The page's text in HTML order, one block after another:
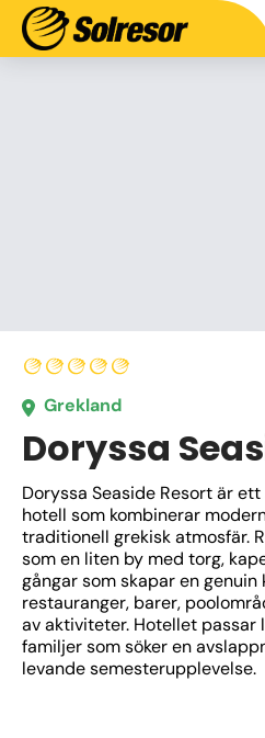
Grekland
Doryssa
Doryssa Seaside Resort är
hotell som kombinerar
traditionell grekisk atmosfär.
som en liten by med torg,
gångar som skapar en genuin
restauranger, barer,
av aktiviteter. Hotellet passar
familjer som söker en
levande semesterupplevelse.